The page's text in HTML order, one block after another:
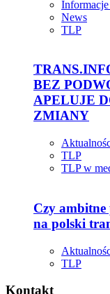
News
TLP
BEZ
APELUJE
ZMIANY
TLP
TLP w
Czy
na polski
TLP
Kontakt